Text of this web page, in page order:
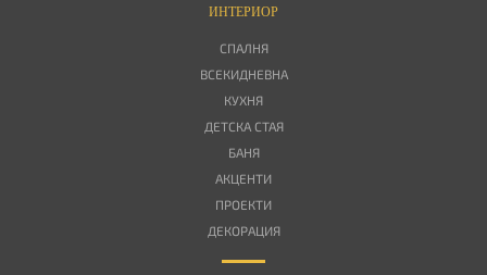
ИНТЕРИОР
СПАЛНЯ
ВСЕКИДНЕВНА
КУХНЯ
ДЕТСКА СТАЯ
БАНЯ
АКЦЕНТИ
ПРОЕКТИ
ДЕКОРАЦИЯ